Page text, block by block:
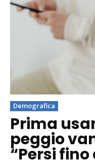
Demografica
Prima
peggio
“Persi fino